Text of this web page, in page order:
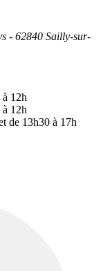
- 62840 Sailly-sur-
12h
12h
de 13h30 à 17h